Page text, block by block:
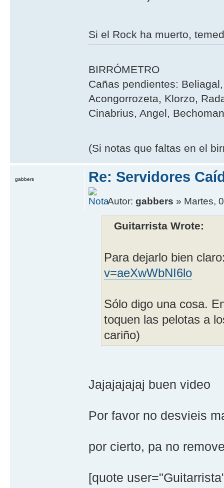
Si el Rock ha muerto,
BIRRÓMETRO
Cañas pendientes:
Acongorrozeta, Klorzo,
Cinabrius, Angel,
(Si notas que faltas en el
Re: Servidores
Autor:gabbers » Martes,
Guitarrista Wrote:
Para dejarlo bien
v=aeXwWbNI6lo
Sólo digo una cosa.
toquen las pelotas a
cariño)
Jajajajajaj buen video
Por favor no desvieis
por cierto, pa no
[quote
gabbers